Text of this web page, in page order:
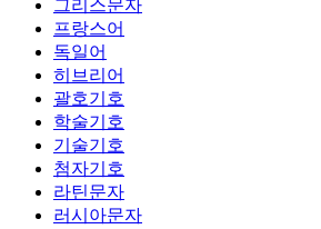
그리스문자
프랑스어
독일어
히브리어
괄호기호
학술기호
기술기호
첨자기호
라틴문자
러시아문자